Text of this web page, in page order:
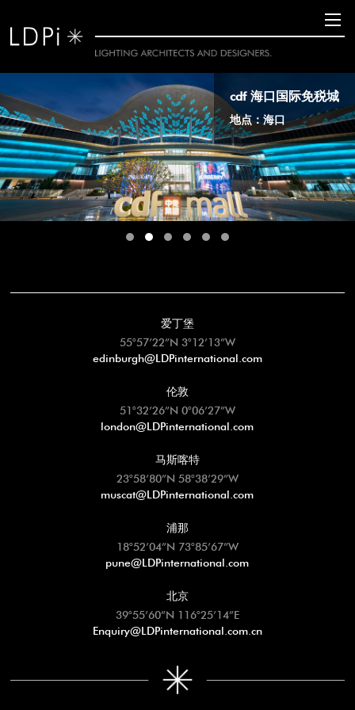
cdf 海口国际免税城
地点：海口
爱丁堡
55°57’22”N 3°12’13”W
edinburgh@LDPinternational.com
伦敦
51°32’26”N 0°06’27”W
london@LDPinternational.com
马斯喀特
23°58’80”N 58°38’29”W
muscat@LDPinternational.com
浦那
18°52’04”N 73°85’67”W
pune@LDPinternational.com
北京
39°55’60”N 116°25’14”E
Enquiry@LDPinternational.com.cn